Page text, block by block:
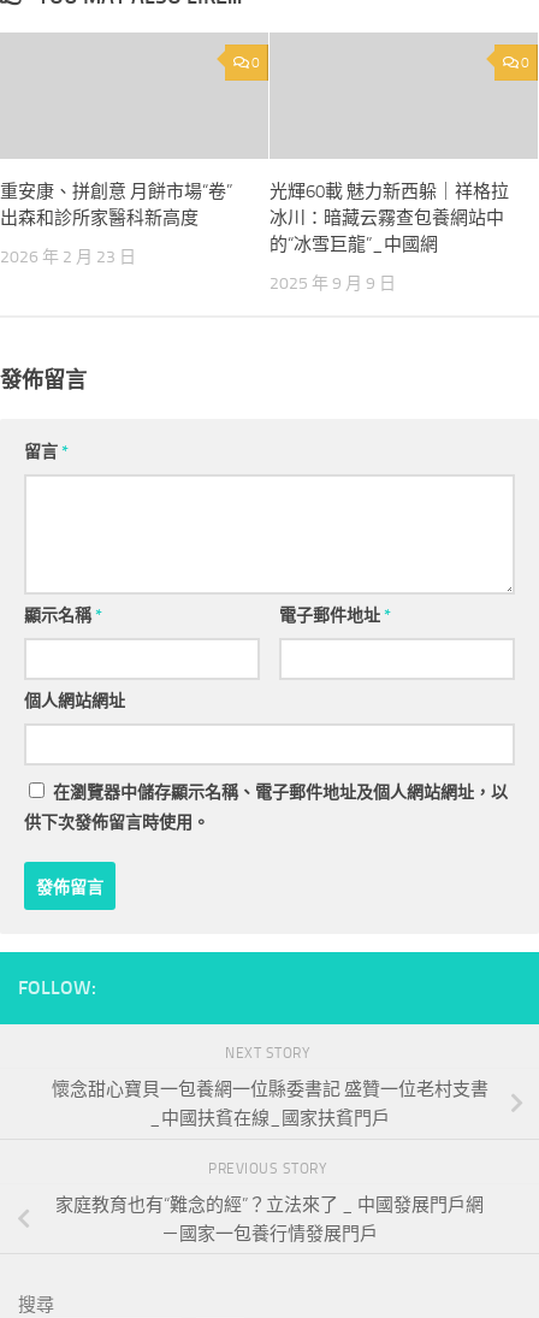
0
重安康、拼創意 月餅市場“卷”
出森和診所家醫科新高度
2026 年 2 月 23 日
0
光輝60載 魅力新西躲｜祥格拉
冰川：暗藏云霧查包養網站中
的“冰雪巨龍”_中國網
2025 年 9 月 9 日
發佈留言
留言*
顯示名稱* 電子郵件地址*
個人網站網址
在瀏覽器中儲存顯示名稱、電子郵件地址及個人網站網址，以
供下次發佈留言時使用。
FOLLOW:
NEXT STORY
懷念甜心寶貝一包養網一位縣委書記 盛贊一位老村支書
_中國扶貧在線_國家扶貧門戶
PREVIOUS STORY
家庭教育也有“難念的經”？立法來了 _ 中國發展門戶網
－國家一包養行情發展門戶
搜尋